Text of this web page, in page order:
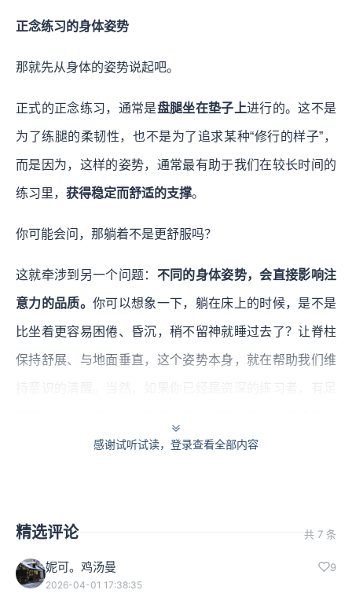
正念练习的身体姿势
那就先从身体的姿势说起吧。
正式的正念练习，通常是盘腿坐在垫子上进行的。这不是
为了练腿的柔韧性，也不是为了追求某种“修行的样子”，
而是因为，这样的姿势，通常最有助于我们在较长时间的
练习里， 获得稳定而舒适的支撑。
你可能会问，那躺着不是更舒服吗？
这就牵涉到另一个问题： 不同的身体姿势，会直接影响注
意力的品质。 你可以想象一下，躺在床上的时候，是不是
比坐着更容易困倦、昏沉，稍不留神就睡过去了？让脊柱
保持舒展、与地面垂直，这个姿势本身，就在帮助我们维
腿坐下去以后，双膝往往是向上翘的。这时候一定要把坐
垫垫高——直到盆骨高于双膝，或者至少与双膝持平。只
感谢试听试读，登录查看全部内容
精选评论 共 7 条
妮可。鸡汤曼 9
2026-04-01 17:38:35